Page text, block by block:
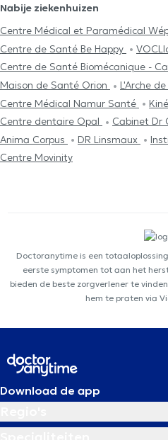
Nabije ziekenhuizen
Centre Médical et Paramédical
Centre de Santé Be Happy
Centre de Santé Biomécanique -
Maison de Santé Orion
L'Arche
Centre Médical Namur Santé
Centre dentaire Opal
Cabinet Dr
Anima Corpus
DR Linsmaux
Centre Movinity
Doctoranytime is een
eerste symptomen tot aan het
bieden de beste zorgverlener te
hem te praten via
Download de app